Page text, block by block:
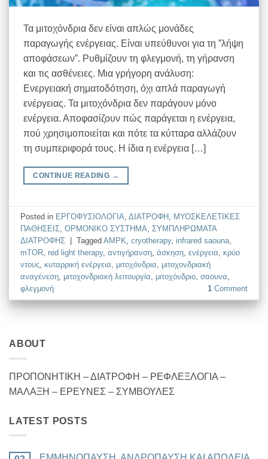
Τα μιτοχόνδρια δεν είναι απλώς μονάδες
παραγωγής ενέργειας. Είναι υπεύθυνοι για τη ”λήψη
αποφάσεων”. Ρυθμίζουν τη φλεγμονή, τη γήρανση
και τις ασθένειες. Μια γρήγορη ανάλυση:
Ενεργειακή σηματοδότηση, όχι απλά παραγωγή
ενέργειας. Τα μιτοχόνδρια δεν παράγουν μόνο
ενέργεια. Αποφασίζουν πώς παράγεται η ενέργεια,
πού χρησιμοποιείται και πότε τα κύτταρα αλλάζουν
τη συμπεριφορά τους. Η ίδια η ενέργεια […]
CONTINUE READING →
Posted in EΡΓΟΦΥΣΙΟΛΟΓΙΑ ,ΔΙΑΤΡΟΦΗ ΜΥΟΣΚΕΛΕΤΙΚΕΣ
ΠΑΘΗΣΕΙΣ ,ΟΡΜΟΝΙΚΟ ΣΥΣΤΗΜΑ ,ΣΥΜΠΛΗΡΩΜΑΤΑ
ΔΙΑΤΡΟΦΗΣ | TaggedAMPK ,cryotherapy, infrared saouna
mTOR red light therapy,αντιγήρανση ,άσκηση ,ενέργεια
κρύο
ντους κυταρρική ενέργεια μιτοχόνδρια
μιτοχονδριακή
αναγένεση μιτοχονδριακή λειτουργία μιτοχόνδριο ,σαουνα
φλεγμονή
1Comment
ABOUT
ΠΡΟΠΟΝΗΤΙΚΗ – ΔΙΑΤΡΟΦΗ – ΡΕΦΛΕΞΛΟΓΙΑ –
ΜΑΛΑΞΗ – ΕΡΕΥΝΕΣ – ΣΥΜΒΟΥΛΕΣ
LATEST POSTS